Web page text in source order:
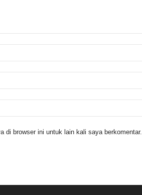
di browser ini untuk lain kali saya berkomentar.